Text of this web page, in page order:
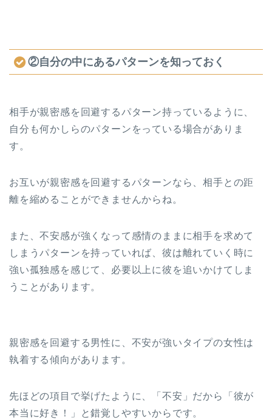
②自分の中にあるパターンを知っておく
相手が親密感を回避するパターン持っているように、
自分も何かしらのパターンをっている場合がありま
す。
お互いが親密感を回避するパターンなら、相手との距
離を縮めることができませんからね。
また、不安感が強くなって感情のままに相手を求めて
しまうパターンを持っていれば、彼は離れていく時に
強い孤独感を感じて、必要以上に彼を追いかけてしま
うことがあります。
親密感を回避する男性に、不安が強いタイプの女性は
執着する傾向があります。
先ほどの項目で挙げたように、「不安」だから「彼が
本当に好き！」と錯覚しやすいからです。